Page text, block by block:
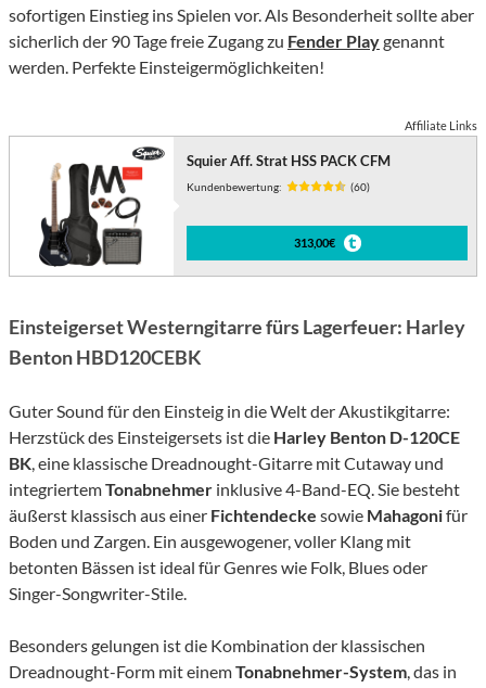
sofortigen Einstieg ins Spielen vor. Als Besonderheit sollte aber
sicherlich der 90 Tage freie Zugang zu Fender Playgenannt
werden. Perfekte Einsteigermöglichkeiten!
Affiliate Links
Squier Aff. Strat HSS PACK CFM
Kundenbewertung: (60)
313,00€
Einsteigerset Westerngitarre fürs Lagerfeuer: Harley
Benton HBD120CEBK
Guter Sound für den Einsteig in die Welt der Akustikgitarre:
Herzstück des Einsteigersets ist die Harley Benton D-120CE
BK , eine klassische Dreadnought-Gitarre mit Cutaway und
integriertemTonabnehmer inklusive 4-Band-EQ. Sie besteht
äußerst klassisch aus einer Fichtendecke sowie Mahagonifür
Boden und Zargen. Ein ausgewogener, voller Klang mit
betonten Bässen ist ideal für Genres wie Folk, Blues oder
Singer-Songwriter-Stile.
Besonders gelungen ist die Kombination der klassischen
Dreadnought-Form mit einemTonabnehmer-System , das in